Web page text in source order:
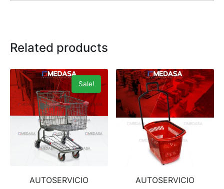
Related products
Sale!
AUTOSERVICIO
Agotado
AUTOSERVICIO